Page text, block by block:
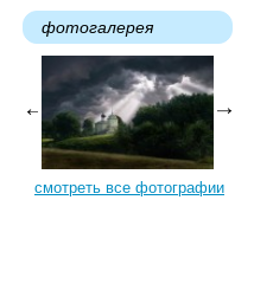
фотогалерея
смотреть все фотографии